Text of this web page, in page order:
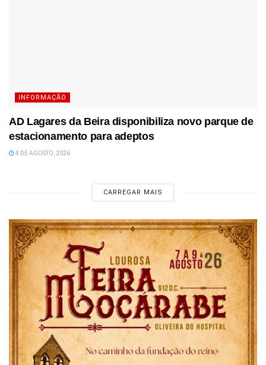
INFORMAÇÃO
AD Lagares da Beira disponibiliza novo parque de
estacionamento para adeptos
4 DE AGOSTO, 2026
CARREGAR MAIS